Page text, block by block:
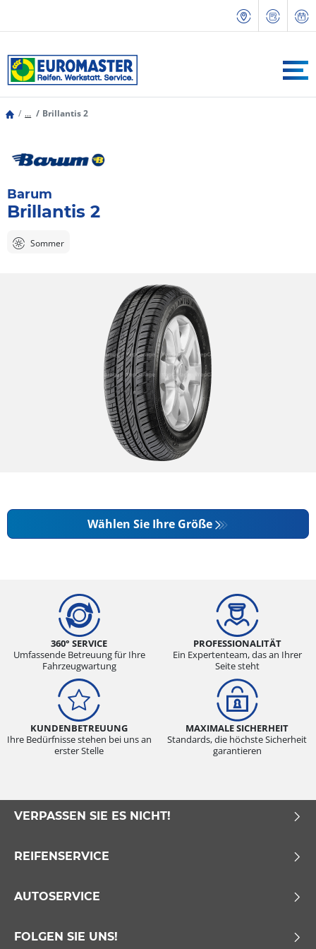
... Brillantis 2
Barum
Brillantis 2
Sommer
Wählen Sie Ihre Größe
360° SERVICE
Umfassende Betreuung für Ihre
Fahrzeugwartung
PROFESSIONALITÄT
Ein Expertenteam, das an Ihrer
Seite steht
KUNDENBETREUUNG
Ihre Bedürfnisse stehen bei uns an
erster Stelle
MAXIMALE SICHERHEIT
Standards, die höchste Sicherheit
garantieren
VERPASSEN SIE ES NICHT!
REIFENSERVICE
AUTOSERVICE
FOLGEN SIE UNS!